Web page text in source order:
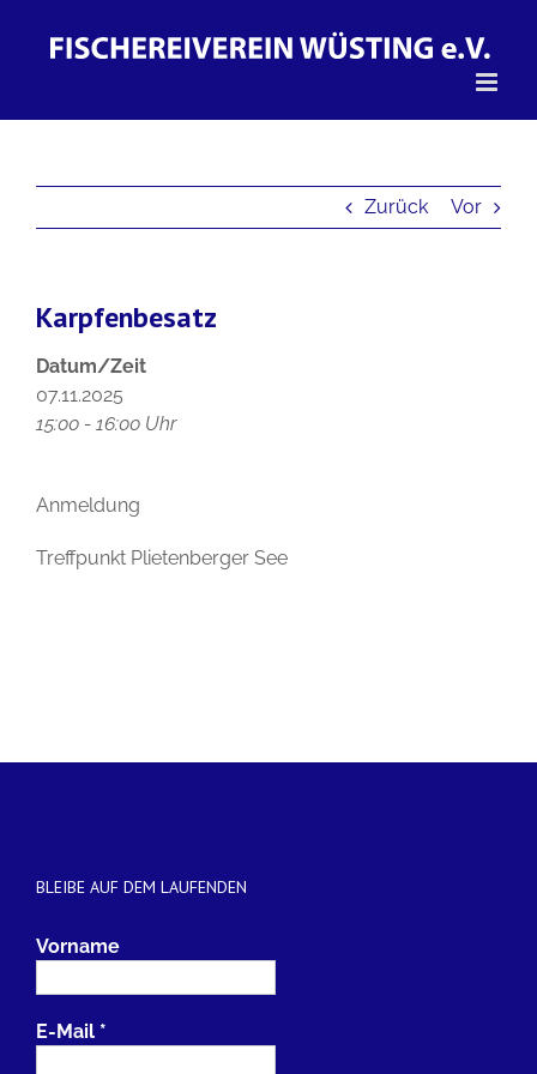
Zurück Vor
Karpfenbesatz
Datum/Zeit
07.11.2025
15:00 - 16:00 Uhr
Anmeldung
Treffpunkt Plietenberger See
BLEIBE AUF DEM LAUFENDEN
Vorname
E-Mail *